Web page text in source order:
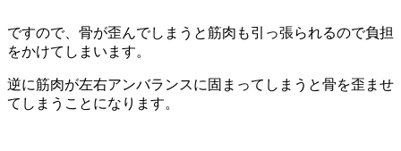
ですので、骨が歪んでしまうと筋肉も引っ張られるので負担
をかけてしまいます。
逆に筋肉が左右アンバランスに固まってしまうと骨を歪ませ
てしまうことになります。